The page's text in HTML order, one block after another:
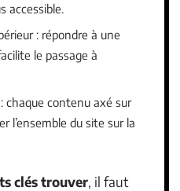
accessible.
: répondre à une
le passage à
chaque contenu axé sur
l’ensemble du site sur la
clés trouver, il faut